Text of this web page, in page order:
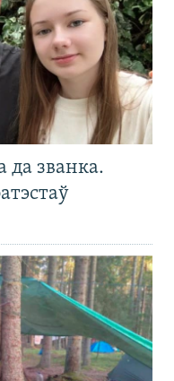
да званка.